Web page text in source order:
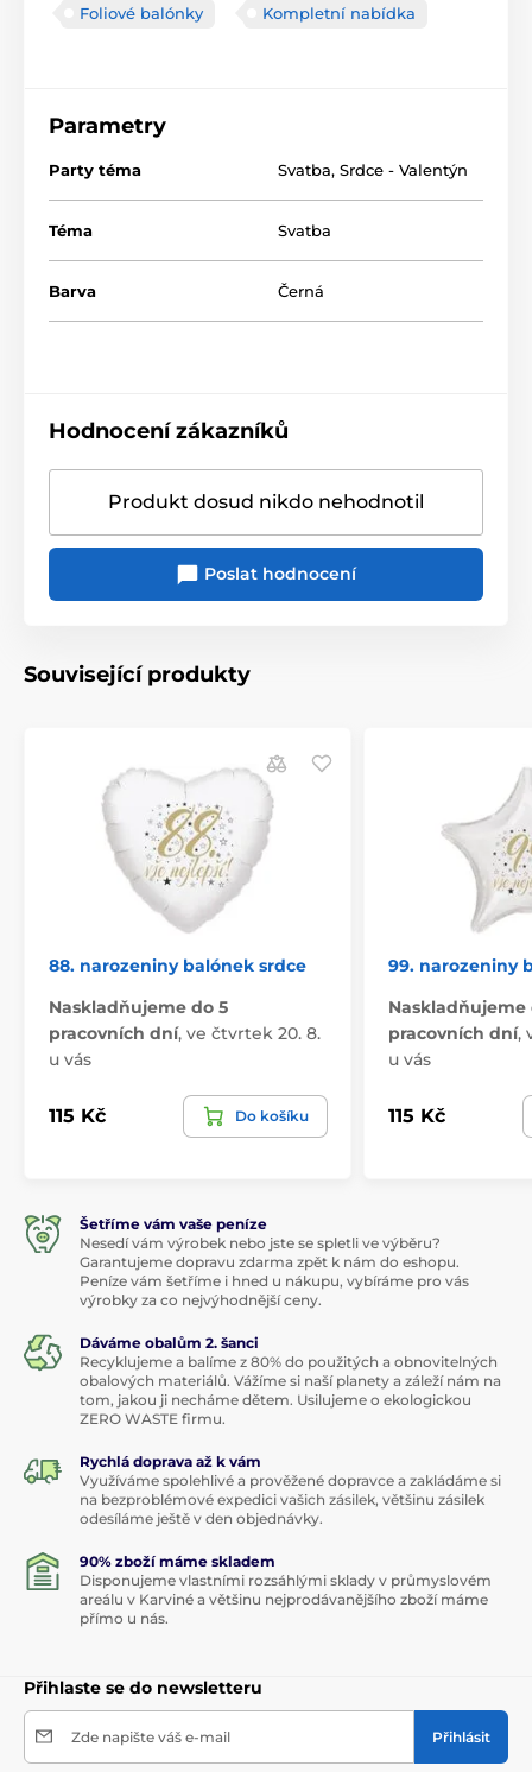
Foliové balónky Kompletní nabídka
Parametry
Party téma Svatba, Srdce - Valentýn
Téma Svatba
Barva Černá
Hodnocení zákazníků
Produkt dosud nikdo nehodnotil
Poslat hodnocení
Související produkty
88. narozeniny balónek srdce
Naskladňujeme do 5
pracovních dní, ve čtvrtek 20. 8.
u vás
115 Kč Do košíku
99. narozeniny
Naskladňujeme
pracovních dní,
u vás
115 Kč
Šetříme vám vaše peníze
Nesedí vám výrobek nebo jste se spletli ve výběru?
Garantujeme dopravu zdarma zpět k nám do eshopu.
Peníze vám šetříme i hned u nákupu, vybíráme pro vás
výrobky za co nejvýhodnější ceny.
Dáváme obalům 2. šanci
Recyklujeme a balíme z 80% do použitých a obnovitelných
obalových materiálů. Vážíme si naší planety a záleží nám na
tom, jakou ji necháme dětem. Usilujeme o ekologickou
ZERO WASTE firmu.
Rychlá doprava až k vám
Využíváme spolehlivé a prověžené dopravce a zakládáme si
na bezproblémové expedici vašich zásilek, většinu zásilek
odesíláme ještě v den objednávky.
90% zboží máme skladem
Disponujeme vlastními rozsáhlými sklady v průmyslovém
areálu v Karviné a většinu nejprodávanějšího zboží máme
přímo u nás.
Přihlaste se do newsletteru
Zde napište váš e-mail Přihlásit